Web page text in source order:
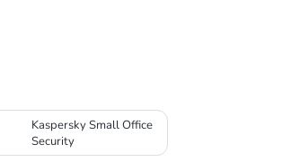
Kaspersky Small Office
Security